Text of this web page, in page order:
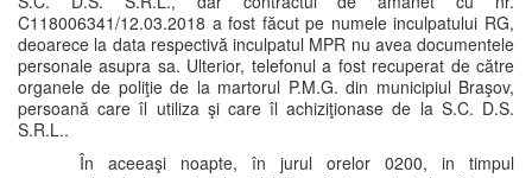
C118006341/12.03.2018 a fost făcut pe numele inculpatului RG,
deoarece la data respectivă inculpatul MPR nu avea documentele
personale asupra sa. Ulterior, telefonul a fost recuperat de către
organele de poliţie de la martorul P.M.G. din municipiul Braşov,
persoană care îl utiliza şi care îl achiziţionase de la S.C. D.S.
S.R.L..
În aceeaşi noapte, în jurul orelor 0200, in timpul